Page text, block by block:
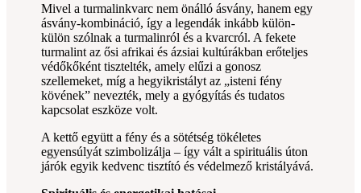
Mivel a turmalinkvarc nem önálló ásvány, hanem egy
ásvány-kombináció, így a legendák inkább külön-
külön szólnak a turmalinról és a kvarcról. A fekete
turmalint az ősi afrikai és ázsiai kultúrákban erőteljes
védőkőként tisztelték, amely elűzi a gonosz
szellemeket, míg a hegyikristályt az „isteni fény
kövének” nevezték, mely a gyógyítás és tudatos
kapcsolat eszköze volt.
A kettő együtt a fény és a sötétség tökéletes
egyensúlyát szimbolizálja – így vált a spirituális úton
járók egyik kedvenc tisztító és védelmező kristályává.